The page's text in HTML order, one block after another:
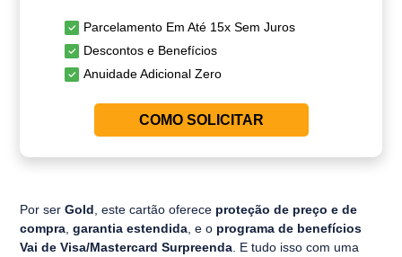
Parcelamento Em Até 15x Sem Juros
Descontos e Benefícios
Anuidade Adicional Zero
COMO SOLICITAR
Por serGold , este cartão oferece proteção de preço e de
compra ,garantia estendida , e o programa de benefícios
Vai de Visa/Mastercard Surpreenda . E tudo isso com uma